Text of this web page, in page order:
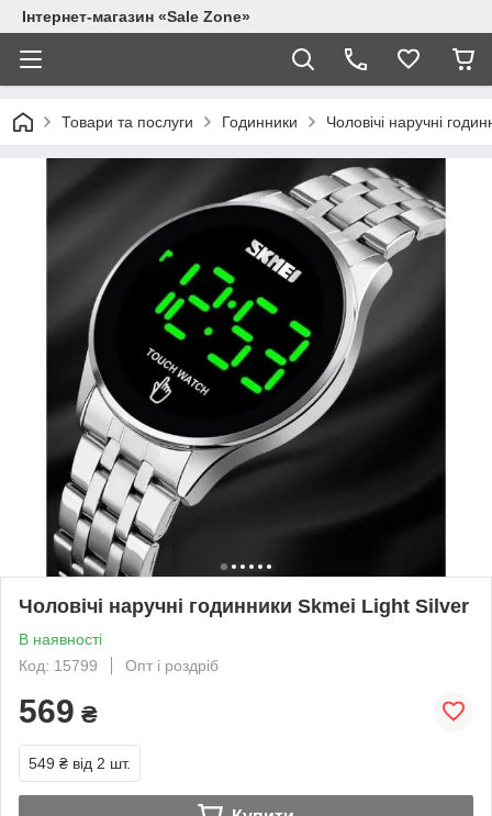
Інтернет-магазин «Sale Zone»
Товари та послуги Годинники Чоловічі наручні
Чоловічі наручні годинники Skmei Light Silver
В наявності
Код: 15799
Опт і роздріб
569 ₴
549 ₴ від 2 шт.